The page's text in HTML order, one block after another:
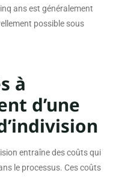
ans est généralement
possible sous
à
d’une
entraîne des coûts qui
le processus. Ces coûts